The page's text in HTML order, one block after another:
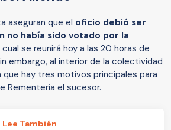
aseguran que el oficio debió ser
no había sido votado por la
cual se reunirá hoy a las 20 horas de
embargo, al interior de la colectividad
que hay tres motivos principales para
Rementería el sucesor.
Lee También